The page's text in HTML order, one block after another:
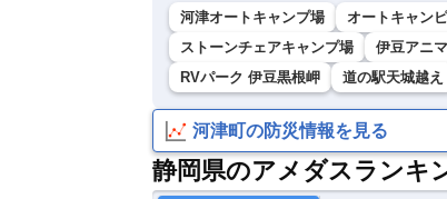
河津オートキャンプ場 オートキャン
ストーンチェアキャンプ場
伊豆アニ
RVパーク 伊豆黒根岬
道の駅天城越え
河津町の防災情報を見る
静岡県のアメダスランキ